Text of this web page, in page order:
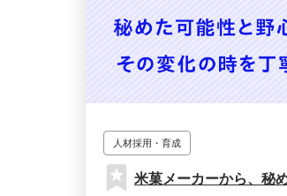
人材採用・育成
米菓メーカーから、秘